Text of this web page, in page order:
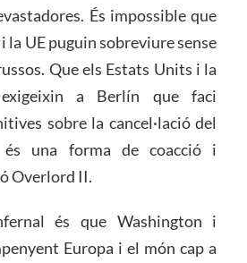
És impossible que
la UE puguin sobreviure sense
Que els Estats Units i la
a Berlín que faci
sobre la cancel·lació del
una forma de coacció i
Overlord II.
és que Washington i
Europa i el món cap a